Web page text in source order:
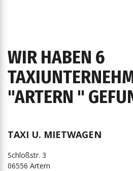
WIR HABEN 6
"ARTERN "
TAXI U. MIETWAGEN
Schloßstr. 3
06556 Artern